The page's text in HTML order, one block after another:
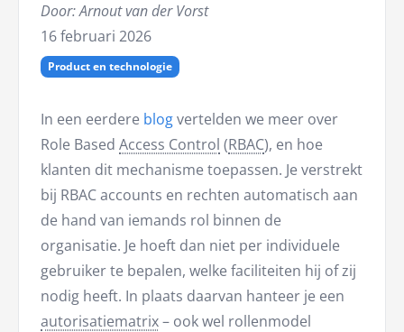
Door: Arnout van der Vorst
16 februari 2026
Product en technologie
In een eerdere blogvertelden we meer over
Role Based Access Control (RBAC), en hoe
klanten dit mechanisme toepassen. Je verstrekt
bij RBAC accounts en rechten automatisch aan
de hand van iemands rol binnen de
organisatie. Je hoeft dan niet per individuele
gebruiker te bepalen, welke faciliteiten hij of zij
nodig heeft. In plaats daarvan hanteer je een
autorisatiematrix– ook wel rollenmodel